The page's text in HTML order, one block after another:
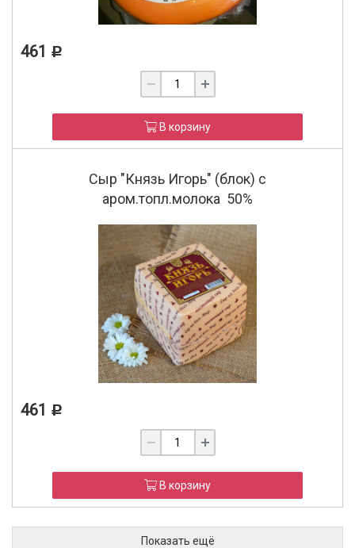
461 Р
В корзину
Сыр "Князь Игорь" (блок) с
аром.топл.молока 50%
461 Р
В корзину
Показать ещё